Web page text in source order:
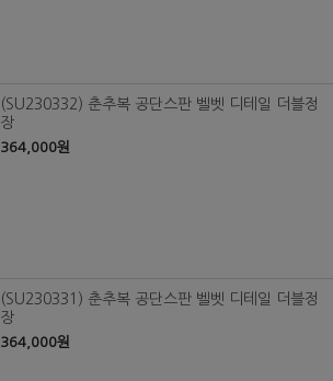
(SU230332) 춘추복 공단스판 벨벳 디테일 더블정
장
364,000원
(SU230331) 춘추복 공단스판 벨벳 디테일 더블정
장
364,000원